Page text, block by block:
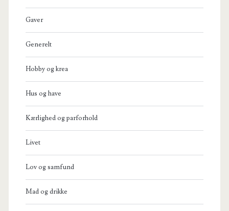
Gaver
Generelt
Hobby og krea
Hus og have
Kærlighed og parforhold
Livet
Lov og samfund
Mad og drikke